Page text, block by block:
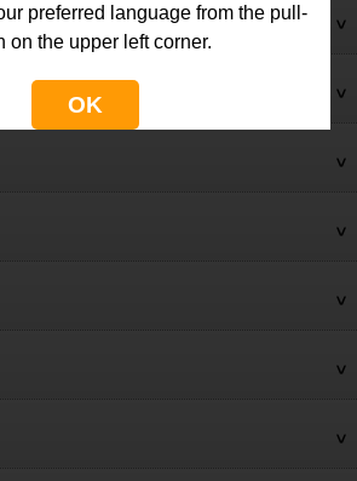
preferred language from the pull-
on the upper left corner.
OK